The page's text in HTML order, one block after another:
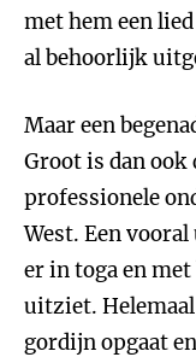
met hem een
al behoorlijk
Maar een
Groot is dan
professionele
West. Een
er in toga en
uitziet.
gordijn opgaat